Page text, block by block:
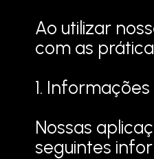
Ao utilizar
com as
1.
Nossas
seguintes